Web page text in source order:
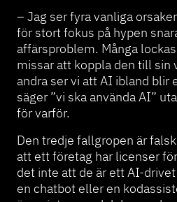
– Jag ser fyra vanliga
för stort fokus på hypen
affärsproblem. Många
missar att koppla den till sin
andra ser vi att AI ibland blir
säger ”vi ska använda AI”
för varför.
Den tredje fallgropen är
att ett företag har licenser
det inte att de är ett AI-
en chatbot eller en